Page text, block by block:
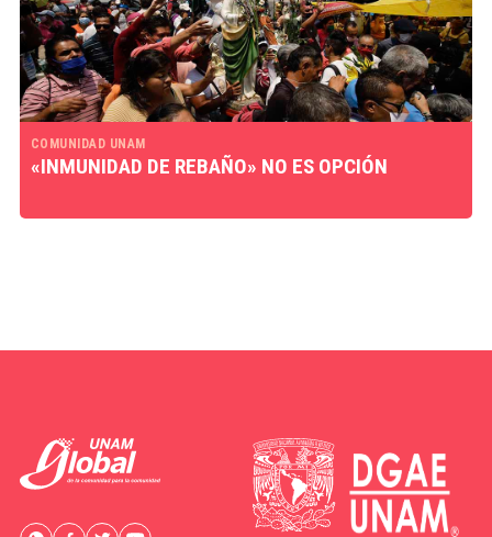
COMUNIDAD UNAM
«INMUNIDAD DE REBAÑO» NO ES OPCIÓN